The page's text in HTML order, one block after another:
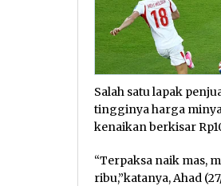
Salah satu lapak
tingginya harga
kenaikan berkisar
“Terpaksa naik mas,
ribu,”katanya, Ahad